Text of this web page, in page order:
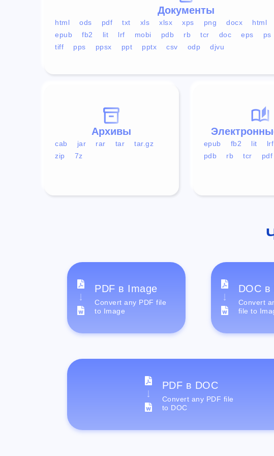
Документы
html ods pdf txt xls xlsx xps png docx html
epub
fb2 lit lrf mobi pdb rb tcr doc eps ps
tiff
pps ppsx ppt pptx csv odp djvu
epub fb2 lit lrf
pdb
rb tcr pdf
Архивы
cab jar rar tar
tar.gz
zip
7z
PDF в Image
Convert any PDF file
to Image
DOC в
Convert
file to
PDF в DOC
Convert any PDF file
to DOC